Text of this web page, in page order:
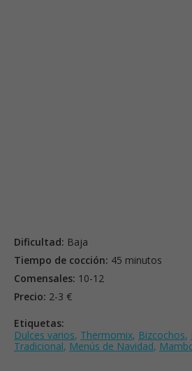
Dificultad: Baja
Tiempo de cocción: 45 minutos
Comensales: 10-12
Precio: 2-3 €
Etiquetas:
Dulces varios, Thermomix, Bizcochos,
Tradicional, Menús de Navidad,